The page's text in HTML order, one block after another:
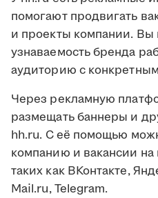
помогают продвигать
и проекты компании.
узнаваемость бренда
аудиторию с
Через рекламную
размещать баннеры и
hh.ru. С её помощью
компанию и вакансии
таких как ВКонтакте,
Mail.ru, Telegram.